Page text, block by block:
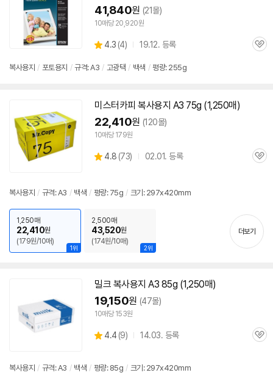
41,840원 (21몰)
10매당 20,920원
별
점
4.3 (상
리
4) 19.12. 등록
관
복사용지 / 포토용지 / 규격:A3 / 고광택 / 백색 / 평량: 255g
미스터카피 복사용지 A3 75g (1,250매)
22,410원 (120몰)
10매당 179원
별
4.8 (상
뷰
73) 02.01. 등록
관
복사용지 / 규격:A3 / 백색 / 평량: 75g / 크기: 297x420mm
1위
1,250매
22,410원
(179원/10매)
2위
2,500매
43,520원
(174원/10매)
더보기
밀크 복사용지 A3 85g (1,250매)
19,150원 (47몰)
10매당 153원
별
4.4 (상
뷰
9) 14.03. 등록
관
복사용지 / 규격:A3 / 백색 / 평량: 85g / 크기: 297x420mm